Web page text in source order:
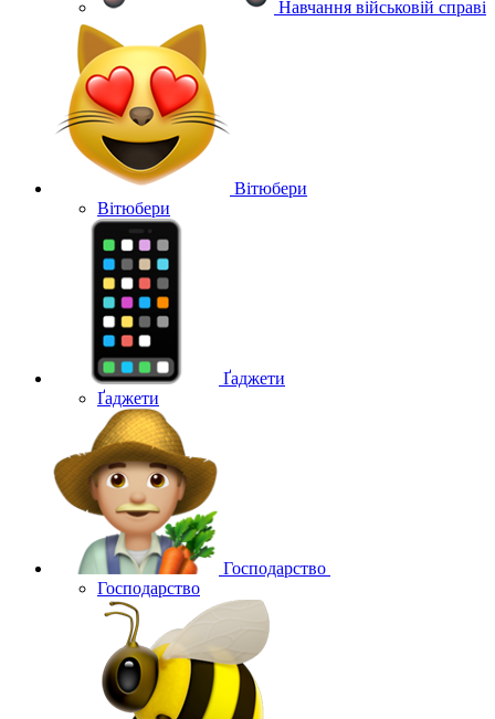
Навчання військовій справі
Вітюбери
Вітюбери
Ґаджети
Ґаджети
Господарство
Господарство